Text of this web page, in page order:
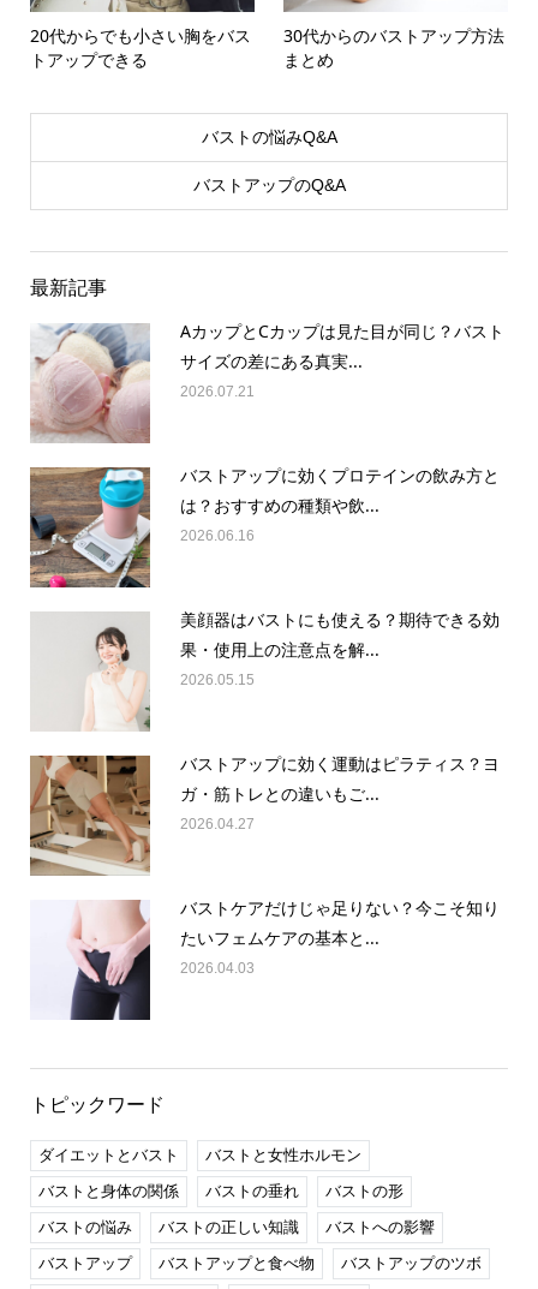
20代からでも小さい胸をバス
トアップできる
30代からのバストアップ方法
まとめ
バストの悩みQ&A
バストアップのQ&A
最新記事
AカップとCカップは見た目が同じ？バスト
サイズの差にある真実...
2026.07.21
バストアップに効くプロテインの飲み方と
は？おすすめの種類や飲...
2026.06.16
美顔器はバストにも使える？期待できる効
果・使用上の注意点を解...
2026.05.15
バストアップに効く運動はピラティス？ヨ
ガ・筋トレとの違いもご...
2026.04.27
バストケアだけじゃ足りない？今こそ知り
たいフェムケアの基本と...
2026.04.03
トピックワード
ダイエットとバスト
バストと女性ホルモン
バストと身体の関係
バストの垂れ
バストの形
バストの悩み
バストの正しい知識
バストへの影響
バストアップ
バストアップと食べ物
バストアップのツボ